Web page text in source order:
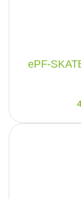
ePF-